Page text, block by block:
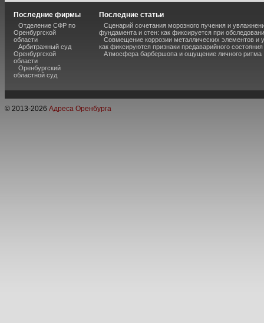
Последние фирмы
Отделение СФР по
Оренбургской
области
Арбитражный суд
Оренбургской
области
Оренбургский
областной суд
Последние статьи
Сценарий сочетания морозного пучения и
фундамента и стен: как фиксируется при
Совмещение коррозии металлических элементов и
как фиксируются признаки предаварийного состояния
Атмосфера барбершопа и ощущение личного ритма
© 2013-2026 Адреса Оренбурга